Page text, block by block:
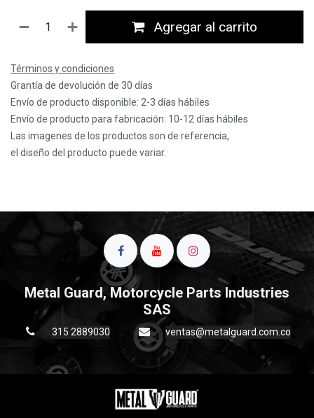
Agregar al carrito
Términos y condiciones
Grantía de devolución de 30 días
Envío de producto disponible: 2-3 días hábiles
Envío de producto para fabricación: 10-12 días hábiles
Las imagenes de los productos son de referencia,
el diseño del producto puede variar.
Metal Guard, Motorcycle Parts Industries
SAS
315 2889030 ventas@metalguard.com.co